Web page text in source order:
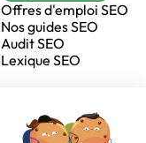
Offres d'emploi SEO
Nos guides SEO
Audit SEO
Lexique SEO